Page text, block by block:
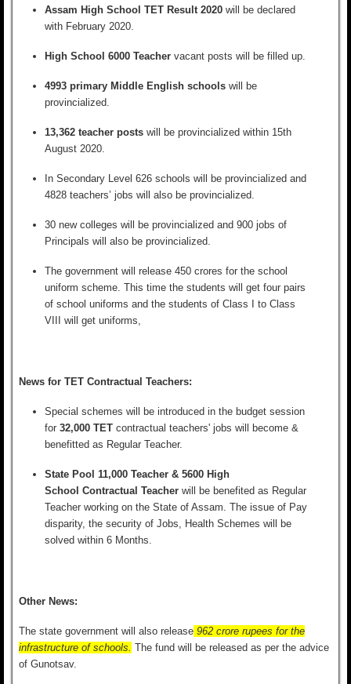
Assam High School TET Result 2020will be declared
with February 2020.
High School 6000 Teachervacant posts will be filled up.
4993 primary Middle English schools will be
provincialized.
13,362 teacher postswill be provincialized within 15th
August 2020.
In Secondary Level 626 schools will be provincialized and
4828 teachers’ jobs will also be provincialized.
30 new colleges will be provincialized and 900 jobs of
Principals will also be provincialized.
The government will release 450 crores for the school
uniform scheme. This time the students will get four pairs
of school uniforms and the students of Class I to Class
VIII will get uniforms,
News for TET Contractual Teachers:
Special schemes will be introduced in the budget session
for 32,000 TET contractual teachers' jobs will become &
benefitted as Regular Teacher.
State Pool 11,000 Teacher & 5600 High
School Contractual Teacher will be benefited as Regular
Teacher working on the State of Assam. The issue of Pay
disparity, the security of Jobs, Health Schemes will be
solved within 6 Months.
Other News:
The state government will also release 962 crore rupees for the
infrastructure of schools. The fund will be released as per the advice
of Gunotsav.